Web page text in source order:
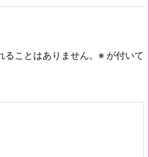
ことはありません。 ※ が付いて